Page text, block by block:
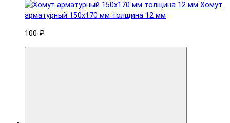
Хомут
арматурный 150x170 мм толщина 12 мм
100 ₽